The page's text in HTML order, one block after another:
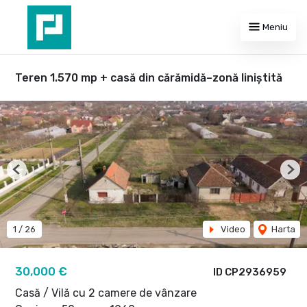
Meniu
Teren 1.570 mp + casă din cărămidă–zonă liniștită
ID CP2936959
30,000 €
Casă / Vilă cu 2 camere de vânzare
1 / 26 Video Harta
Previous